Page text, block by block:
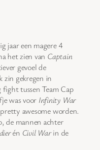
jaar een magere 4
het zien van Captain
gevoel de
zin gekregen in
fight tussen Team Cap
was voor Infinity War
awesome worden.
de mannen achter
én Civil Warin de